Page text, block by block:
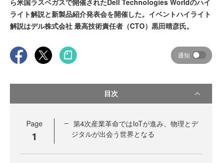
ライト解説と新製品紹介発表会を開催した。イベントハイライト
解説はデル株式会社 最高技術責任者（CTO）黒田晴彦氏。
通知
目次
Page
1
第4次産業革命ではIoTが進み、物理とデ
ジタルが出会う世界となる